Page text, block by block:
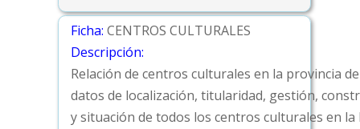
Ficha:CENTROS CULTURALES
Descripción:
Relación de centros culturales en la provincia
datos de localización, titularidad, gestión,
y situación de todos los centros culturales en la